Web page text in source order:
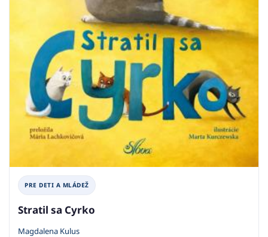
PRE DETI A MLÁDEŽ
Stratil sa Cyrko
Magdalena Kulus